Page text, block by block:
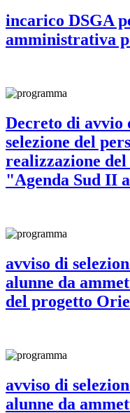
incarico DSGA
amministrativa
Decreto di avvio
selezione del
realizzazione
"Agenda Sud II
avviso di
alunne da
del progetto
avviso di
alunne da